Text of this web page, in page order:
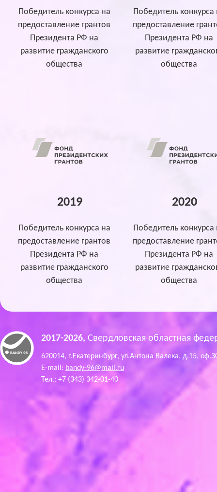
Победитель конкурса на
предоставление грантов
Президента РФ на
развитие гражданского
общества
Победитель конкурса
предоставление
Президента РФ на
развитие
общества
2019 2020
Победитель конкурса на
предоставление грантов
Президента РФ на
развитие гражданского
общества
Победитель конкурса
предоставление
Президента РФ на
развитие
общества
2017-2026, Свердловская областная
620014, г.Екатеринбург, ул.Антона Валека, д.15,
E-mail: bandy-96@mail.ru
Тел.: +7 (343) 342-01-40